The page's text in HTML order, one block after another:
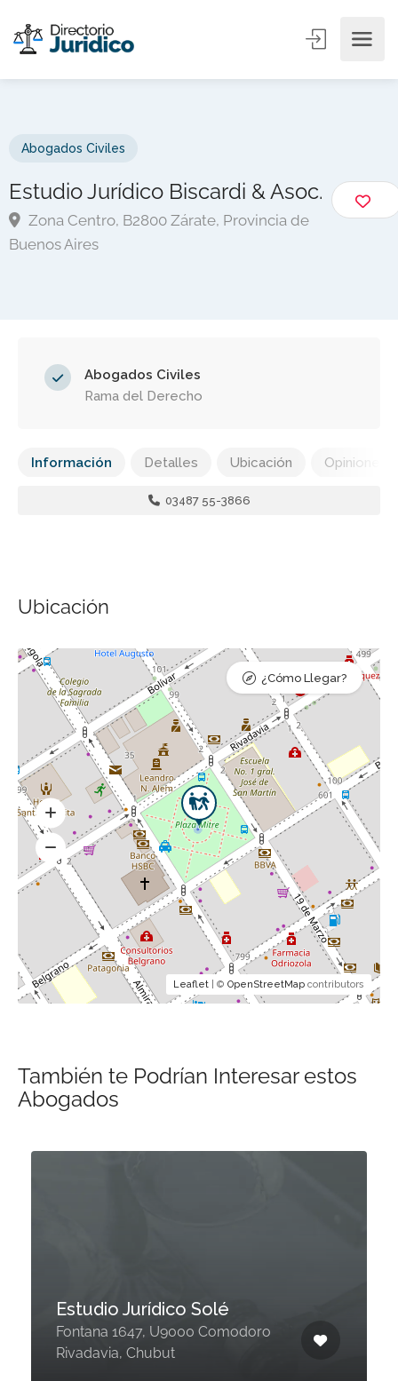
Abogados Civiles
Estudio Jurídico Biscardi & Asoc.
Zona Centro, B2800 Zárate, Provincia de
Buenos Aires
Abogados Civiles
Rama del Derecho
Información Detalles Ubicación Opiniones
03487 55-3866
Ubicación
Leaflet | © OpenStreetMap contributors
¿Cómo Llegar?
También te Podrían Interesar estos
Abogados
Estudio Jurídico Solé
Fontana 1647, U9000 Comodoro
Rivadavia, Chubut